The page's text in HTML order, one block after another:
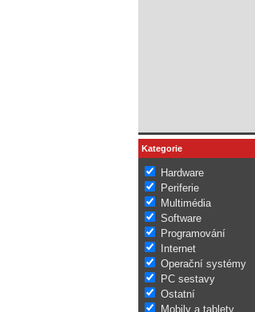
Kategorie
Hardware
Periferie
Multimédia
Software
Programování
Internet
Operační systémy
PC sestavy
Ostatní
Mobily a tablety